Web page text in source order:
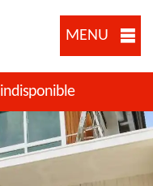
MENU
indisponible